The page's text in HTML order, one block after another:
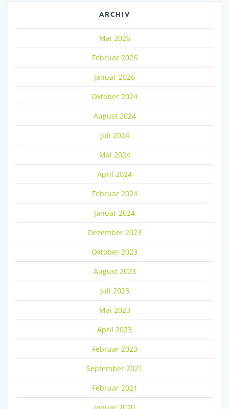
ARCHIV
Mai 2026
Februar 2026
Januar 2026
Oktober 2024
August 2024
Juli 2024
Mai 2024
April 2024
Februar 2024
Januar 2024
Dezember 2023
Oktober 2023
August 2023
Juli 2023
Mai 2023
April 2023
Februar 2023
September 2021
Februar 2021